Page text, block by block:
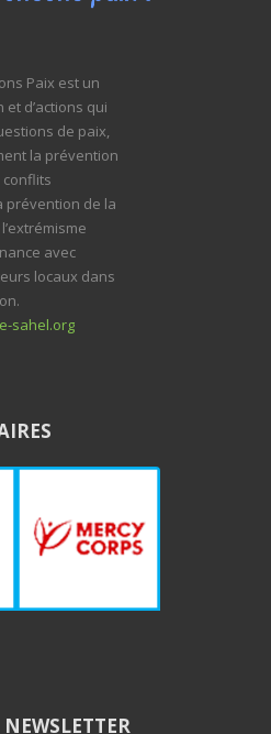
Paix est un
d’actions qui
de paix,
la prévention
prévention de la
avec
locaux dans
sahel.org